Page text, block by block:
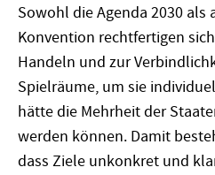
Sowohl die Agenda 2030 als
Konvention rechtfertigen
Handeln und zur
Spielräume, um sie
hätte die Mehrheit der
werden können. Damit
dass Ziele unkonkret und